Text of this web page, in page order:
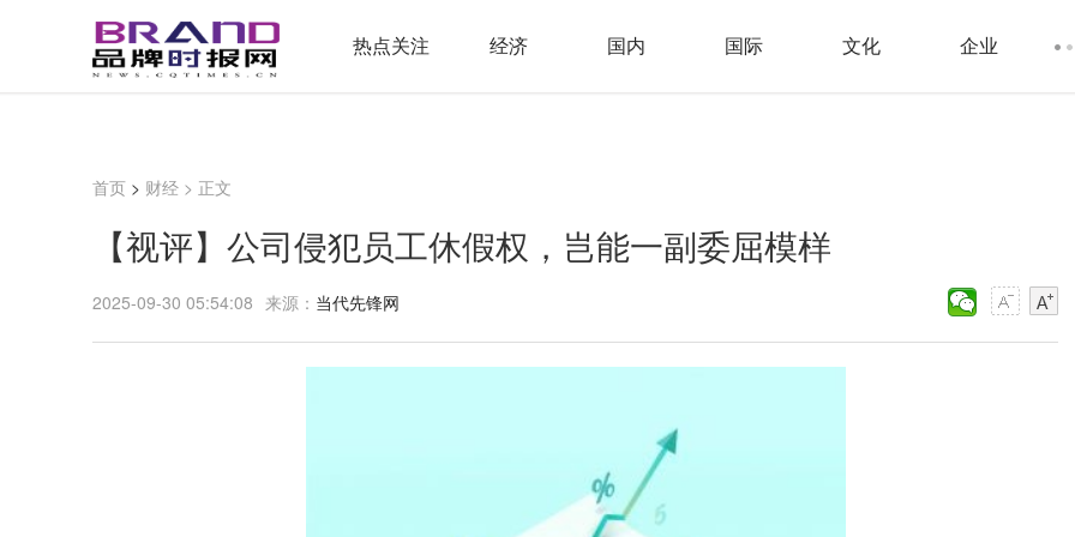
热点关注 经济 国内 国际 文化 企业
首页 > 财经 > 正文
【视评】公司侵犯员工休假权，岂能一副委屈模样
2025-09-30 05:54:08 来源： 当代先锋网